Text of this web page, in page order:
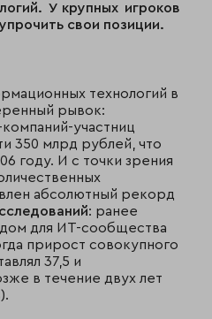
У крупных игроков
свои позиции.
технологий в
рывок:
участниц
350 млрд рублей, что
году. И с точки зрения
абсолютный рекорд
: ранее
для ИТ-сообщества
прирост совокупного
37,5 и
в течение двух лет